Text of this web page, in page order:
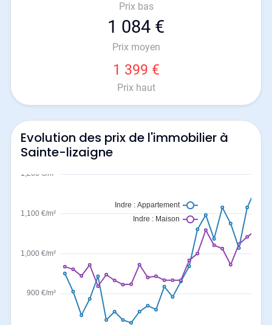
Prix bas
1 084 €
Prix moyen
1 399 €
Prix haut
Evolution des prix de l'immobilier à
Sainte-lizaigne